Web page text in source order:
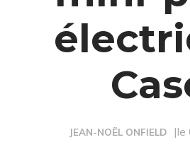
JEAN-NOËL ONFIELD